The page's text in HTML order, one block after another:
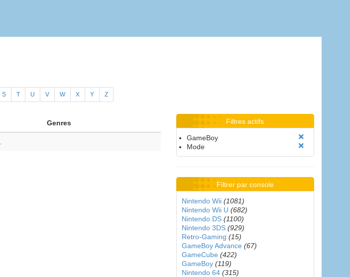
S T U V W X Y Z
Genres Filtres actifs
GameBoy
Mode
Filtrer par console
Nintendo Wii (1081)
Nintendo Wii U (682)
Nintendo DS (1100)
Nintendo 3DS (929)
Retro-Gaming (15)
GameBoy Advance (67)
GameCube (422)
GameBoy (119)
Nintendo 64 (315)